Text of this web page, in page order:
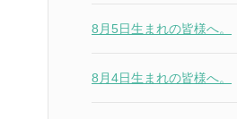
8月5日生まれの皆様へ。
8月4日生まれの皆様へ。